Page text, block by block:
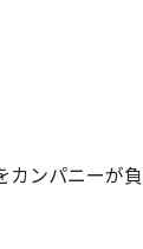
ンパニーが負